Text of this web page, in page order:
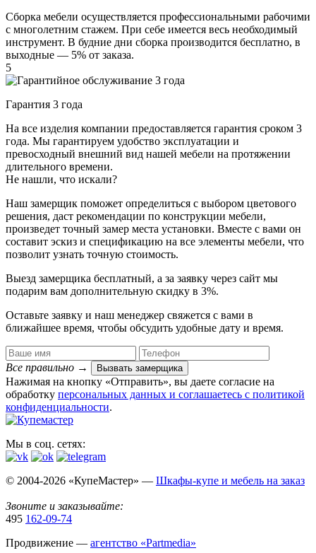
Сборка мебели осуществляется профессиональными рабочими
с многолетним стажем. При себе имеется весь необходимый
инструмент. В будние дни сборка производится бесплатно, в
выходные — 5% от заказа.
5
Гарантия 3 года
На все изделия компании предоставляется гарантия сроком 3
года. Мы гарантируем удобство эксплуатации и
превосходный внешний вид нашей мебели на протяжении
длительного времени.
Не нашли, что искали?
Наш замерщик поможет определиться с выбором цветового
решения, даст рекомендации по конструкции мебели,
произведет точный замер места установки. Вместе с вами он
составит эскиз и спецификацию на все элементы мебели, что
позволит узнать точную стоимость.
Выезд замерщика бесплатный, а за заявку через сайт мы
подарим вам дополнительную скидку в 3%.
Оставьте заявку и наш менеджер свяжется с вами в
ближайшее время, чтобы обсудить удобные дату и время.
Все правильно → Вызвать замерщика
Нажимая на кнопку «Отправить», вы даете согласие на
обработку персональных данных​ и соглашаетесь c политикой
конфиденциальности.
Мы в соц. сетях:
© 2004-2026 «КупеМастер» — Шкафы-купе и мебель на заказ
Звоните и заказывайте:
495 162-09-74
Продвижение — агентство «Partmedia»